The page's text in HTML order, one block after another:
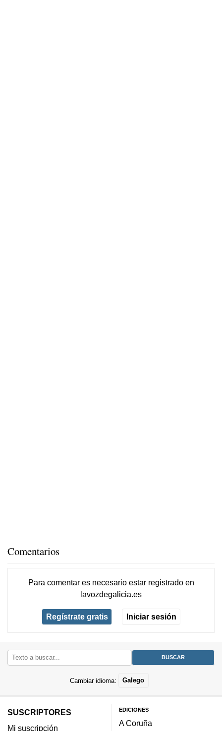
Comentarios
Para comentar es necesario estar registradoen
lavozdegalicia.es
Regístrate gratis Iniciar sesión
Cambiar idioma: Galego
SUSCRIPTORES
Mi suscripción
EDICIONES
A Coruña